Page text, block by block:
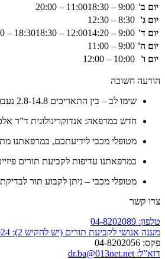
יום ב' 9:00 – 11:00
18:30 – 20:00
יום ג' 8:30 – 12:30
יום ד' 9:00 – 12:00
14:20 – 18:30
18:30 – 21:30
יום ה' 9:00 – 11:00
יום ו'
10:00 – 12:00
הודעה חשובה
שימו לב – בין התאריכים 2.8-14.8 נעבוד במתכונת מצומצמת בשל חופשה
חדש במרפאה: אנדוקרינולוגית ד”ר
מטופלי מכבי לידיעתכם, במרפאתנו
במרפאתנו עדיפות לקביעת תורים
מטופלי מכבי – ניתן לקבוע תור
צרו קשר
טלפון: 04-8202089
מענה אנושי לקביעת תורים (יש להקיש 2):
פקס: 04-8202056
דוא”ל: dr.ba@013net.net